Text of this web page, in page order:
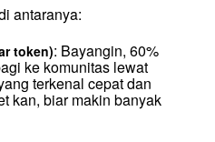
antaranya:
token): Bayangin, 60%
ke komunitas lewat
terkenal cepat dan
kan, biar makin banyak